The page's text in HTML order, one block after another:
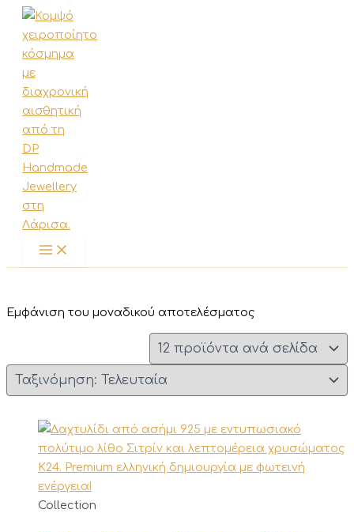
Μετάβαση
στο
περιεχόμενο
Εμφάνιση του μοναδικού αποτελέσματος
Collection